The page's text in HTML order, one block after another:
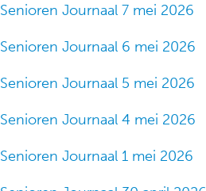
Senioren Journaal 7 mei 2026
Senioren Journaal 6 mei 2026
Senioren Journaal 5 mei 2026
Senioren Journaal 4 mei 2026
Senioren Journaal 1 mei 2026